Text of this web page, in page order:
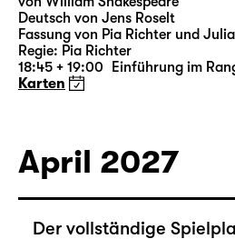
19:30 — 20:55 Große Bühne
Was ihr wollt (A
Version)
von William Shakespeare
Deutsch von Jens Roselt
Karten
April 2027